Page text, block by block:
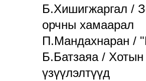
Б.Хишигжаргал /
орчны хамаарал
П.Мандахнаран /
Б.Батзаяа / Хотын
үзүүлэлтүүд